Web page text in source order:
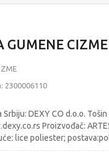
GUMENE
2300006110
Srbiju: DEXY CO d.o.o.
Proizvođač:
lice poliester;